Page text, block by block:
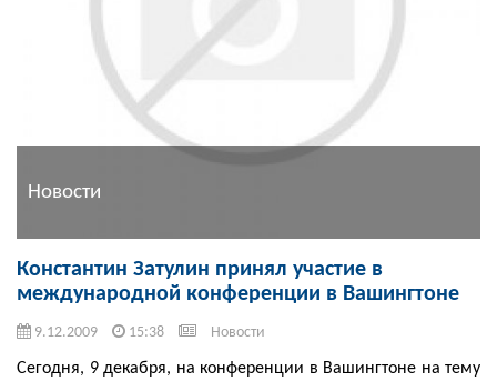
Новости
Константин Затулин принял участие в
международной конференции в Вашингтоне
9.12.2009 15:38 Новости
Сегодня, 9 декабря, на конференции в Вашингтоне на тему